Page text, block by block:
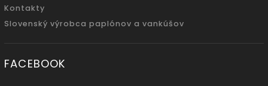
Kontakty
Slovenský výrobca paplónov a vankúšov
FACEBOOK